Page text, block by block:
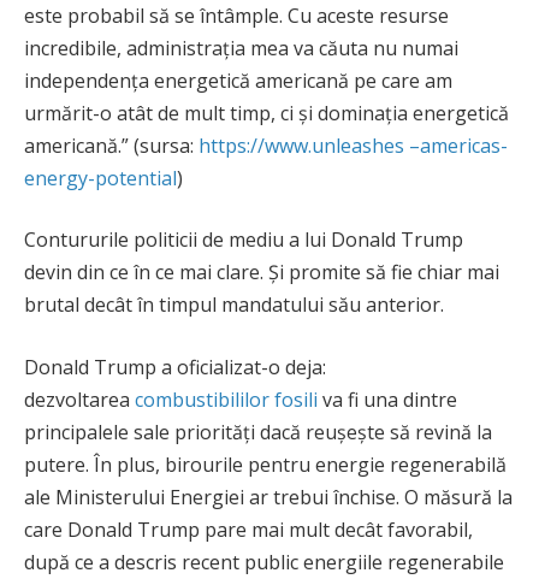
este probabil să se întâmple. Cu aceste resurse
incredibile, administrația mea va căuta nu numai
independența energetică americană pe care am
urmărit-o atât de mult timp, ci și dominația energetică
americană.” (sursa: https://www.unleashes –americas-
energy-potential)
Contururile politicii de mediu a lui Donald Trump
devin din ce în ce mai clare. Și promite să fie chiar mai
brutal decât în timpul mandatului său anterior.
Donald Trump a oficializat-o deja:
dezvoltarea combustibililor fosili va fi una dintre
principalele sale priorități dacă reușește să revină la
putere. În plus, birourile pentru energie regenerabilă
ale Ministerului Energiei ar trebui închise. O măsură la
care Donald Trump pare mai mult decât favorabil,
după ce a descris recent public energiile regenerabile